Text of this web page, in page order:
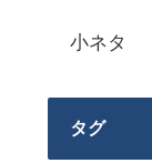
小ネタ
タグ